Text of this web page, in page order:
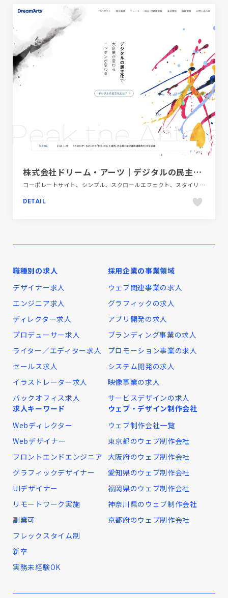
株式会社ドリーム・アーツ｜デジタルの民主化で大企業が変わるニッポンが変わる
コーポレートサイト、シンプル、スクロールエフェクト、スタイリッシュ、ダイナミック、テクノロジー・サイエンス、ブルー系、ホワイト系、モーション多め、大きめ写真
DETAIL
職種別の求人
デザイナー求人
エンジニア求人
ディレクター求人
プロデューサー求人
ライター／エディター求人
セールス求人
イラストレーター求人
バックオフィス求人
採用企業の事業領域
ウェブ関連事業の求人
グラフィックの求人
アプリ開発の求人
ブランディング事業の求人
プロモーション事業の求人
システム開発の求人
映像事業の求人
サービスデザインの求人
求人キーワード
Webディレクター
Webデザイナー
フロントエンドエンジニア
グラフィックデザイナー
UIデザイナー
リモートワーク実施
副業可
フレックスタイム制
新卒
実務未経験OK
ウェブ・デザイン制作会社
ウェブ制作会社一覧
東京都のウェブ制作会社
大阪府のウェブ制作会社
愛知県のウェブ制作会社
福岡県のウェブ制作会社
神奈川県のウェブ制作会社
京都府のウェブ制作会社